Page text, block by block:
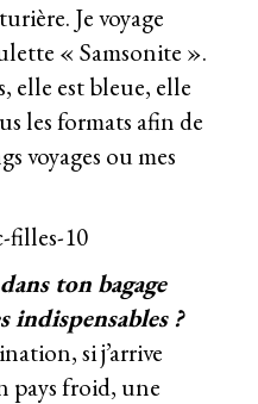
Je voyage
« Samsonite ».
elle est bleue, elle
les formats afin de
voyages ou mes
ton bagage
indispensables ?
si j’arrive
pays froid, une